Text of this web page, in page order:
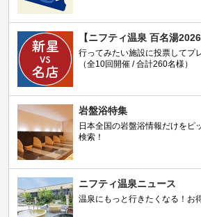
【ニフティ温泉 百名湯2026
行ってみたい施設に投票してプ
（全10回開催 / 合計260名様）
岩盤浴特集
日本全国の岩盤浴情報だけをピ
検索！
ニフティ温泉ニュース
温泉にもっと行きたくなる！お